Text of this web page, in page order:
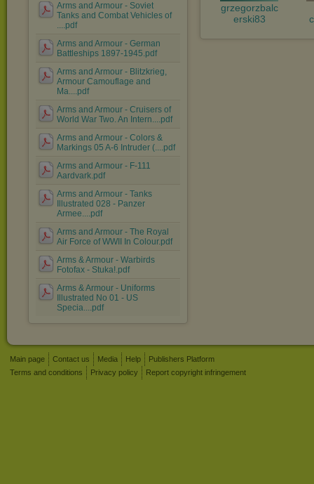
Arms and Armour - Soviet
Tanks and Combat Vehicles of
....pdf
Arms and Armour - German
Battleships 1897-1945.pdf
Arms and Armour - Blitzkrieg,
Armour Camouflage and
Ma....pdf
Arms and Armour - Cruisers of
World War Two. An Intern....pdf
Arms and Armour - Colors &
Markings 05 A-6 Intruder (....pdf
Arms and Armour - F-111
Aardvark.pdf
Arms and Armour - Tanks
Illustrated 028 - Panzer
Armee....pdf
Arms and Armour - The Royal
Air Force of WWII In Colour.pdf
Arms & Armour - Warbirds
Fotofax - Stuka!.pdf
Arms & Armour - Uniforms
Illustrated No 01 - US
Specia....pdf
grzegorzbalc
erski83
Main page Contact us Media Help
Publishers Platform
Terms and conditions
Privacy policy Report copyright infringement